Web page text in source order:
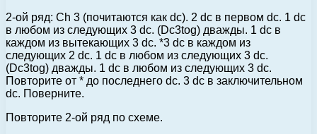
2-ой ряд: Ch 3 (почитаются как dc). 2 dc в первом dc. 1 dc
в любом из следующих 3 dc. (Dc3tog) дважды. 1 dc в
каждом из вытекающих 3 dc. *3 dc в каждом из
следующих 2 dc. 1 dc в любом из следующих 3 dc.
(Dc3tog) дважды. 1 dc в любом из следующих 3 dc.
Повторите от * до последнего dc. 3 dc в заключительном
dc. Поверните.
Повторите 2-ой ряд по схеме.